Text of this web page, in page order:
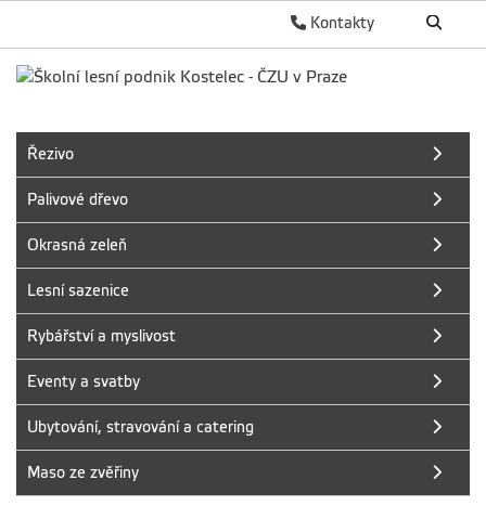
Kontakty
Řezivo
Palivové dřevo
Okrasná zeleň
Lesní sazenice
Rybářství a myslivost
Eventy a svatby
Ubytování, stravování a catering
Maso ze zvěřiny